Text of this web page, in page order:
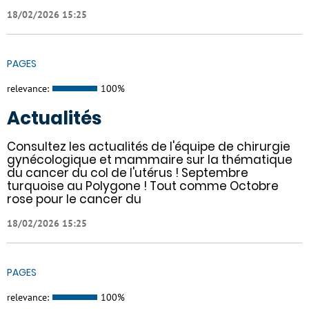
18/02/2026 15:25
PAGES
relevance: 100%
Actualités
Consultez les actualités de l'équipe de chirurgie
gynécologique et mammaire sur la thématique
du cancer du col de l'utérus ! Septembre
turquoise au Polygone ! Tout comme Octobre
rose pour le cancer du
18/02/2026 15:25
PAGES
relevance: 100%